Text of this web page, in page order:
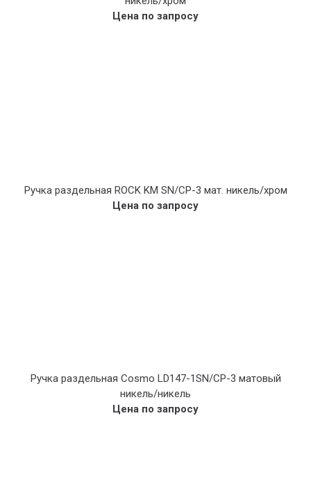
Цена по запросу
Ручка раздельная ROCK KM SN/CP-3 мат. никель/хром
Цена по запросу
Ручка раздельная Cosmo LD147-1SN/CP-3 матовый
никель/никель
Цена по запросу